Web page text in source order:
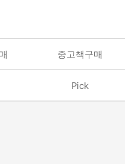
중고책구매
Pick